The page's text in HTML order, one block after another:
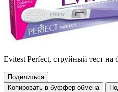
Evitest Perfect, струйный тест на
Поделиться
Копировать в буффер обмена